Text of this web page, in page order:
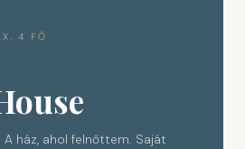
4 FŐ
A ház, ahol felnőttem. Saját